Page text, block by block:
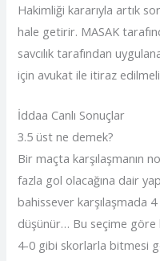
Hakimliği kararıyla artık
hale getirir. MASAK
savcılık tarafından
için avukat ile itiraz
İddaa Canlı Sonuçlar
3.5 üst ne demek?
Bir maçta karşılaşmanın
fazla gol olacağına dair
bahissever karşılaşmada
düşünür… Bu seçime göre
4-0 gibi skorlarla bitmesi